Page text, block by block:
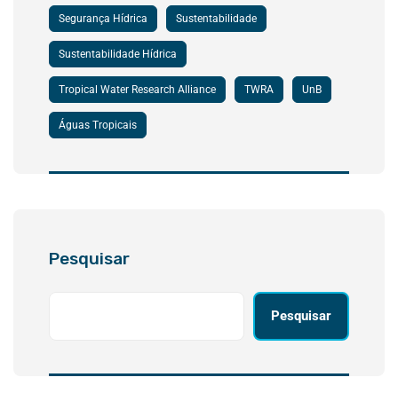
Segurança Hídrica Sustentabilidade
Sustentabilidade Hídrica
Tropical Water Research Alliance TWRA UnB
Águas Tropicais
Pesquisar
Pesquisar